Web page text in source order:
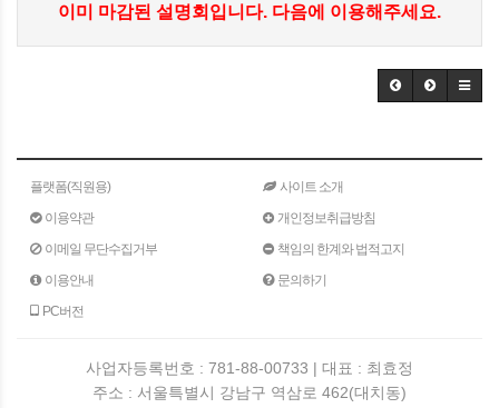
이미 마감된 설명회입니다. 다음에 이용해주세요.
플랫폼(직원용)
사이트 소개
이용약관
개인정보취급방침
이메일 무단수집거부
책임의 한계와 법적고지
이용안내
문의하기
PC버전
사업자등록번호 : 781-88-00733 | 대표 : 최효정
주소 : 서울특별시 강남구 역삼로 462(대치동)